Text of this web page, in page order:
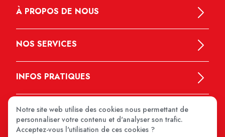
À PROPOS DE NOUS
NOS SERVICES
INFOS PRATIQUES
Notre site web utilise des cookies nous permettant de
personnaliser votre contenu et d'analyser son trafic.
Acceptez-vous l'utilisation de ces cookies ?